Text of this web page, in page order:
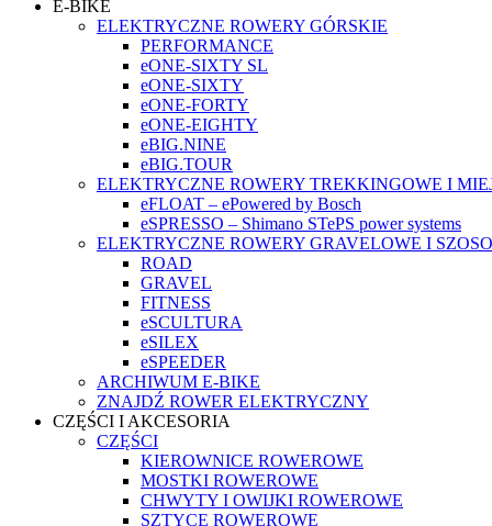
E-BIKE
ELEKTRYCZNE ROWERY GÓRSKIE
PERFORMANCE
eONE-SIXTY SL
eONE-SIXTY
eONE-FORTY
eONE-EIGHTY
eBIG.NINE
eBIG.TOUR
ELEKTRYCZNE ROWERY TREKKINGOWE I
eFLOAT – ePowered by Bosch
eSPRESSO – Shimano STePS power systems
ELEKTRYCZNE ROWERY GRAVELOWE I
ROAD
GRAVEL
FITNESS
eSCULTURA
eSILEX
eSPEEDER
ARCHIWUM E-BIKE
ZNAJDŹ ROWER ELEKTRYCZNY
CZĘŚCI I AKCESORIA
CZĘŚCI
KIEROWNICE ROWEROWE
MOSTKI ROWEROWE
CHWYTY I OWIJKI ROWEROWE
SZTYCE ROWEROWE